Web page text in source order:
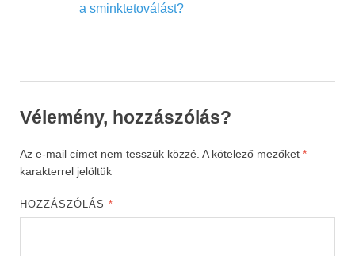
a sminktetoválást?
Vélemény, hozzászólás?
Az e-mail címet nem tesszük közzé. A kötelező mezőket *
karakterrel jelöltük
HOZZÁSZÓLÁS*